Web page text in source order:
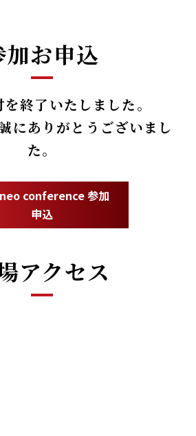
加お申込
終了いたしました。
にありがとうございまし
た。
conference 参加
申込
アクセス